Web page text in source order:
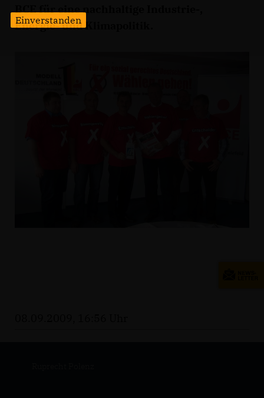
BCE für eine nachhaltige Industrie-,
Energie- und Klimapolitik.
Einverstanden